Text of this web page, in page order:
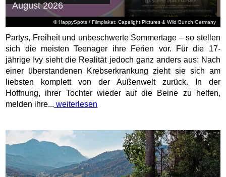
© HappySpots / Filmplakat: Capelight Pictures & Wild Bunch Germany
August 2026
Partys, Freiheit und unbeschwerte Sommertage – so stellen
sich die meisten Teenager ihre Ferien vor. Für die 17-
jährige Ivy sieht die Realität jedoch ganz anders aus: Nach
einer überstandenen Krebserkrankung zieht sie sich am
liebsten komplett von der Außenwelt zurück. In der
Hoffnung, ihrer Tochter wieder auf die Beine zu helfen,
melden ihre... weiterlesen